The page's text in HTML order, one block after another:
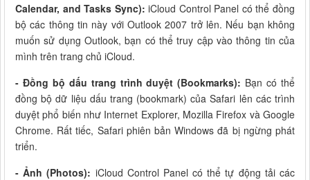
Calendar, and Tasks Sync): iCloud Control Panel có thể đồng
bộ các thông tin này với Outlook 2007 trở lên. Nếu bạn không
muốn sử dụng Outlook, bạn có thể truy cập vào thông tin của
mình trên trang chủ iCloud.
- Đồng bộ dấu trang trình duyệt (Bookmarks): Bạn có thể
đồng bộ dữ liệu dấu trang (bookmark) của Safari lên các trình
duyệt phổ biến như Internet Explorer, Mozilla Firefox và Google
Chrome. Rất tiếc, Safari phiên bản Windows đã bị ngừng phát
triển.
- Ảnh (Photos): iCloud Control Panel có thể tự động tải các